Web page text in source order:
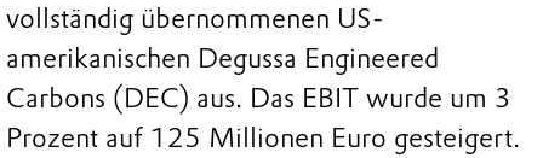
vollständig übernommenen US-
amerikanischen Degussa Engineered
Carbons (DEC) aus. Das EBIT wurde um 3
Prozent auf 125 Millionen Euro gesteigert.